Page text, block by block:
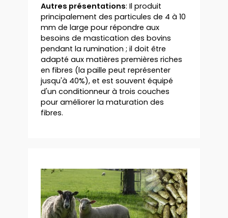
Autres présentations: Il produit
principalement des particules de 4 à 10
mm de large pour répondre aux
besoins de mastication des bovins
pendant la rumination ; il doit être
adapté aux matières premières riches
en fibres (la paille peut représenter
jusqu'à 40%), et est souvent équipé
d'un conditionneur à trois couches
pour améliorer la maturation des
fibres.